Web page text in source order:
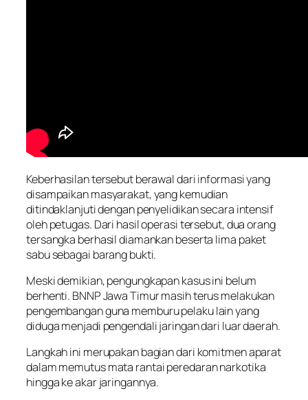
Keberhasilan tersebut berawal dari informasi yang
disampaikan masyarakat, yang kemudian
ditindaklanjuti dengan penyelidikan secara intensif
oleh petugas. Dari hasil operasi tersebut, dua orang
tersangka berhasil diamankan beserta lima paket
sabu sebagai barang bukti.
Meski demikian, pengungkapan kasus ini belum
berhenti. BNNP Jawa Timur masih terus melakukan
pengembangan guna memburu pelaku lain yang
diduga menjadi pengendali jaringan dari luar daerah.
Langkah ini merupakan bagian dari komitmen aparat
dalam memutus mata rantai peredaran narkotika
hingga ke akar jaringannya.